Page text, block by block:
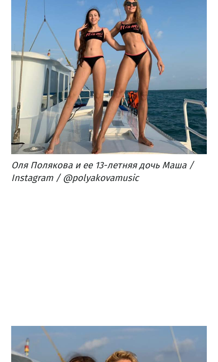
Оля Полякова и ее 13-летняя дочь Маша /
Instagram / @polyakovamusic